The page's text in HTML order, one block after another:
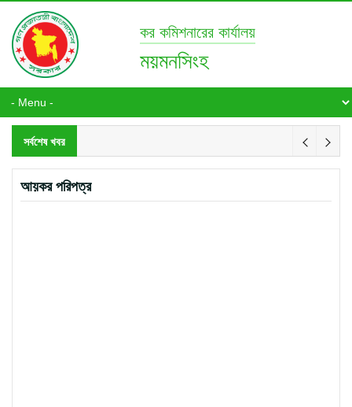
কর কমিশনারের কার্যালয়
ময়মনসিংহ
সর্বশেষ খবর
আয়কর পরিপত্র